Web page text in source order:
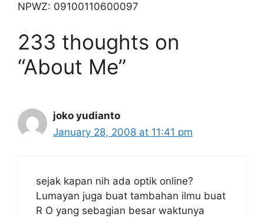
NPWZ: 09100110600097
233 thoughts on
“About Me”
joko yudianto
January 28, 2008 at 11:41 pm
sejak kapan nih ada optik online?
Lumayan juga buat tambahan ilmu buat
R O yang sebagian besar waktunya